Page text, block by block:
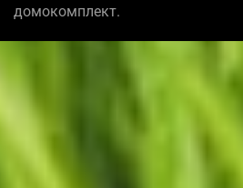
домокомплект.